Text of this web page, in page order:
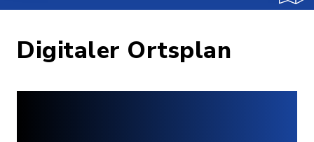
Digitaler Ortsplan